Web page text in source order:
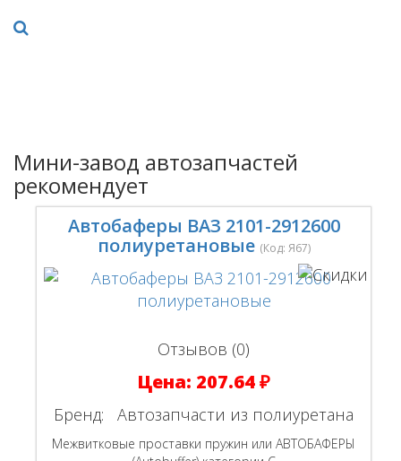
Мини-завод автозапчастей
рекомендует
Автобаферы ВАЗ 2101-2912600
полиуретановые (Код: Я67)
Отзывов (0)
Цена: 207.64 ₽
Бренд: Автозапчасти из полиуретана
Межвитковые проставки пружин или АВТОБАФЕРЫ